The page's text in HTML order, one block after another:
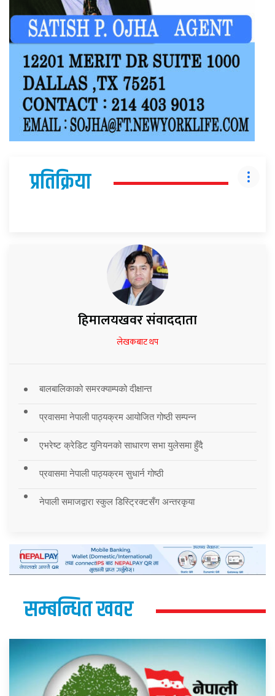
प्रतिक्रिया
हिमालयखवर संवाददाता
लेखकबाट थप
बालबालिकाको समरक्याम्पको दीक्षान्त
प्रवासमा नेपाली पाठ्यक्रम आयोजित गोष्ठी सम्पन्न
एभरेष्ट क्रेडिट युनियनको साधारण सभा युलेसमा हुँदै
प्रवासमा नेपाली पाठ्यक्रम सुधार्न गोष्ठी
नेपाली समाजद्वारा स्कुल डिस्ट्रिक्टसँग अन्तरकृया
सम्बन्धित खवर